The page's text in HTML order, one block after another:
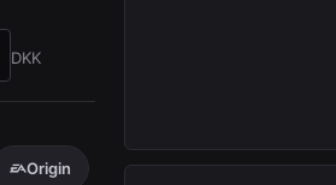
DKK
Origin